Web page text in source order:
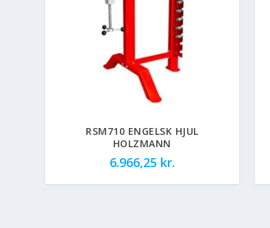
RSM710 ENGELSK HJUL
HOLZMANN
6.966,25 kr.